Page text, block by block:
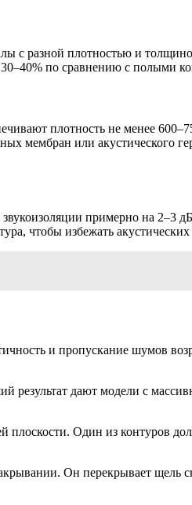
с разной плотностью и
по сравнению с полыми
плотность не менее
мембран или акустического
примерно на 2–3
чтобы избежать
и пропускание шумов
результат дают модели с
Один из контуров
Он перекрывает щель